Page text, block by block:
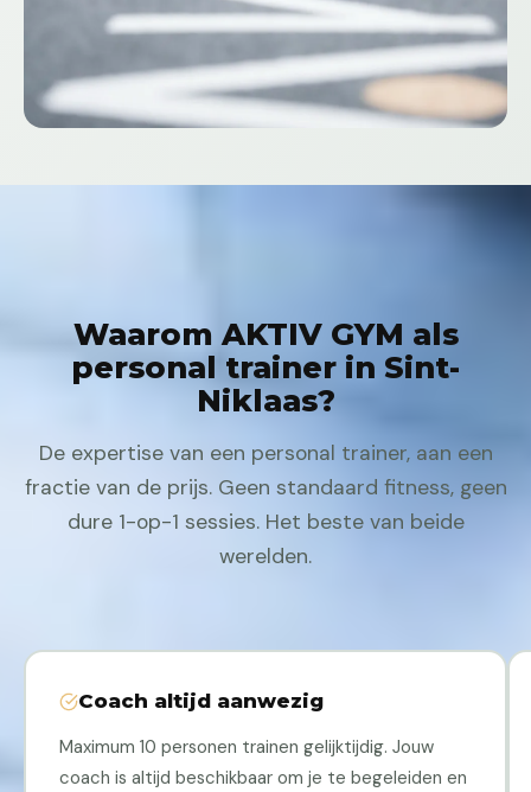
Waarom AKTIV GYM als
personal trainer in Sint-
Niklaas?
De expertise van een personal trainer, aan een
fractie van de prijs. Geen standaard fitness, geen
dure 1-op-1 sessies. Het beste van beide
werelden.
Coach altijd aanwezig
Maximum 10 personen trainen gelijktijdig. Jouw
coach is altijd beschikbaar om je te begeleiden en